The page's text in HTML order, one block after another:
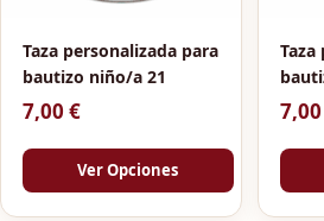
Taza personalizada para
bautizo niño/a 21
7,00 €
Ver Opciones
Este producto tiene múltiples
Taza
7,00